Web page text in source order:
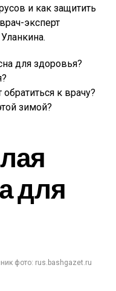
и как защитить
эксперт
для здоровья?
обратиться к врачу?
зимой?
для
фото: rus.bashgazet.ru